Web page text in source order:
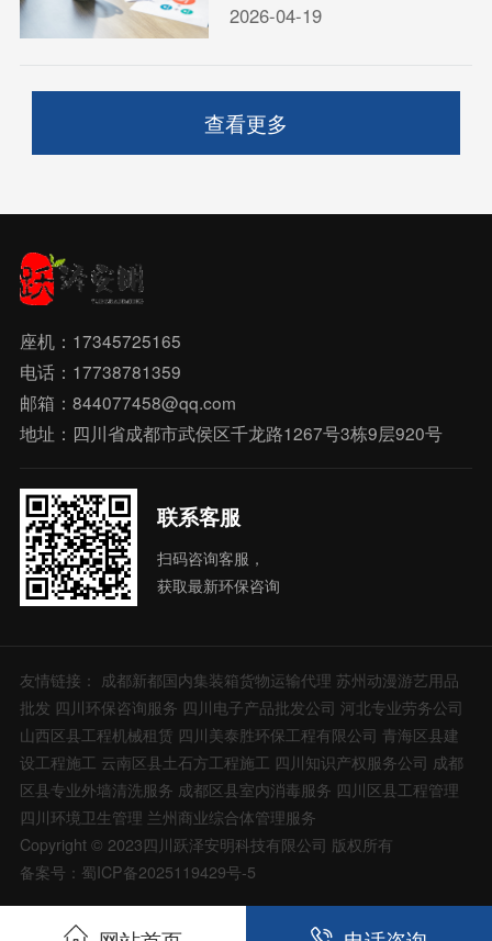
建议和案例说明其价值。
2026-04-19
查看更多
座机：17345725165
电话：17738781359
邮箱：844077458@qq.com
地址：四川省成都市武侯区千龙路1267号3栋9层920号
联系客服
扫码咨询客服，
获取最新环保咨询
友情链接： 成都新都国内集装箱货物运输代理 苏州动漫游艺用品
批发 四川环保咨询服务 四川电子产品批发公司 河北专业劳务公司
山西区县工程机械租赁 四川美泰胜环保工程有限公司 青海区县建
设工程施工 云南区县土石方工程施工 四川知识产权服务公司 成都
区县专业外墙清洗服务 成都区县室内消毒服务 四川区县工程管理
四川环境卫生管理 兰州商业综合体管理服务
Copyright © 2023四川跃泽安明科技有限公司 版权所有
备案号：蜀ICP备2025119429号-5